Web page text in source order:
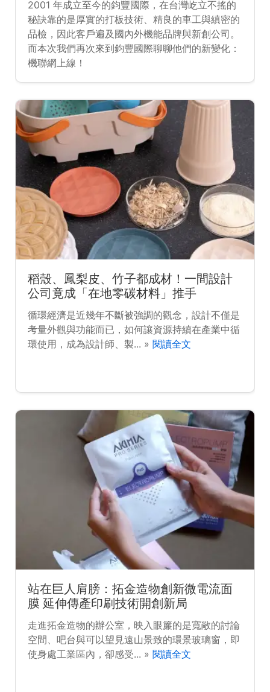
2001 年成立至今的鈞豐國際，在台灣屹立不搖的
秘訣靠的是厚實的打板技術、精良的車工與縝密的
品檢，因此客戶遍及國內外機能品牌與新創公司。
而本次我們再次來到鈞豐國際聊聊他們的新變化：
機聯網上線！
稻殼、鳳梨皮、竹子都成材！一間設計
公司竟成「在地零碳材料」推手
循環經濟是近幾年不斷被強調的觀念，設計不僅是
考量外觀與功能而已，如何讓資源持續在產業中循
環使用，成為設計師、製... » 閱讀全文
站在巨人肩膀：拓金造物創新微電流面
膜 延伸傳產印刷技術開創新局
走進拓金造物的辦公室，映入眼簾的是寬敞的討論
空間、吧台與可以望見遠山景致的環景玻璃窗，即
使身處工業區內，卻感受... » 閱讀全文